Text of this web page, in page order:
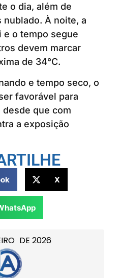
DE 2026
o dia, além de
À noite, a
o tempo segue
devem marcar
de 34°C.
e tempo seco, o
favorável para
que com
a exposição
X